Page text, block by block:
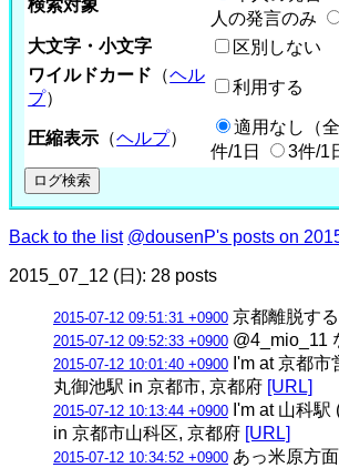
検索対象
人の発言のみ
大文字・小文字
区別しない
ワイルドカード （ヘル
プ）
利用する
圧縮表示 （ヘルプ）
適用なし（
件/1日
3件/1
Back to the list @dousenP's posts on
2015_07_12 (日): 28 posts
2015-07-12 09:51:31 +0900 京都離脱す
2015-07-12 09:52:33 +0900 @4_mio_11
2015-07-12 10:01:40 +0900 I'm at 京都
丸御池駅 in 京都市, 京都府 [URL]
2015-07-12 10:13:44 +0900 I'm at 山科
in 京都市山科区, 京都府 [URL]
2015-07-12 10:34:52 +0900 あっ米原方